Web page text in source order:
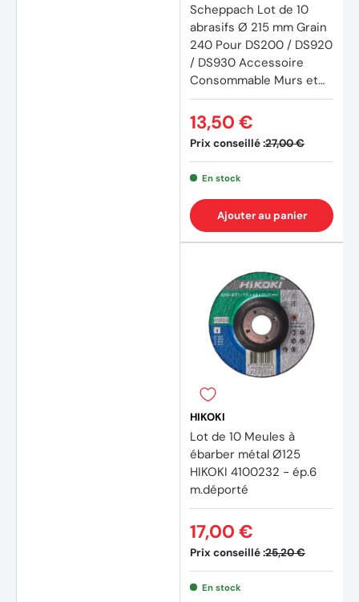
Scheppach Lot de 10
abrasifs Ø 215 mm Grain
240 Pour DS200 / DS920
/ DS930 Accessoire
Consommable Murs et
plafonds
Prix conseillé :27,00 €
13,50 €
En stock
Ajouter au panier
HIKOKI
Lot de 10 Meules à
ébarber métal Ø125
HIKOKI 4100232 - ép.6
m.déporté
Prix conseillé :25,20 €
17,00 €
En stock